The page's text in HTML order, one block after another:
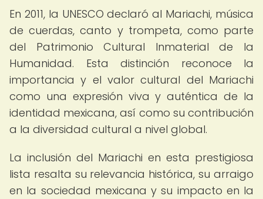
En 2011, la UNESCO declaró al Mariachi, música
de cuerdas, canto y trompeta, como parte
del Patrimonio Cultural Inmaterial de la
Humanidad. Esta distinción reconoce la
importancia y el valor cultural del Mariachi
como una expresión viva y auténtica de la
identidad mexicana, así como su contribución
a la diversidad cultural a nivel global.
La inclusión del Mariachi en esta prestigiosa
lista resalta su relevancia histórica, su arraigo
en la sociedad mexicana y su impacto en la